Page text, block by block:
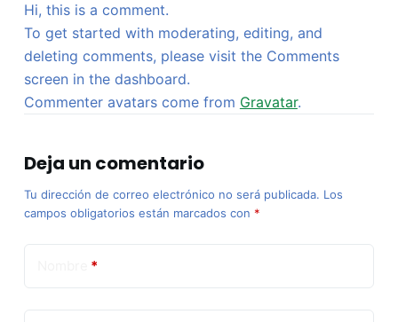
Hi, this is a comment.
To get started with moderating, editing, and
deleting comments, please visit the Comments
screen in the dashboard.
Commenter avatars come from Gravatar.
Deja un comentario
Tu dirección de correo electrónico no será publicada. Los
campos obligatorios están marcados con *
*